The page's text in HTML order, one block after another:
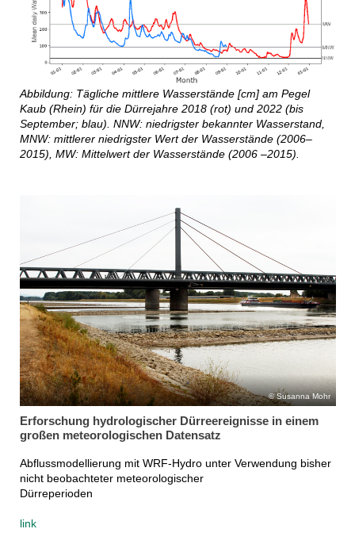
Abbildung: Tägliche mittlere Wasserstände [cm] am Pegel
Kaub (Rhein) für die Dürrejahre 2018 (rot) und 2022 (bis
September; blau). NNW: niedrigster bekannter Wasserstand,
MNW: mittlerer niedrigster Wert der Wasserstände (2006–
2015), MW: Mittelwert der Wasserstände (2006 –2015).
Susanna Mohr
Erforschung hydrologischer Dürreereignisse in einem
großen meteorologischen Datensatz
Abflussmodellierung mit WRF-Hydro unter Verwendung bisher
nicht beobachteter meteorologischer
Dürreperioden
link